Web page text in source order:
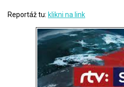
Reportáž tu: klikni na link